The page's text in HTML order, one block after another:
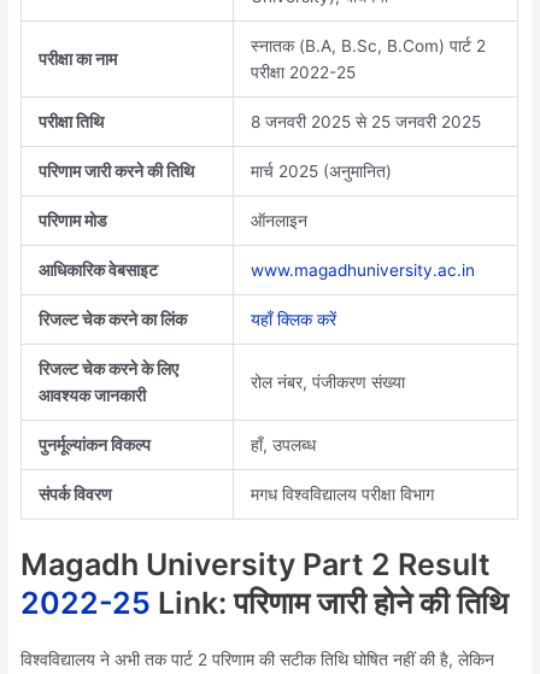
परीक्षा का नाम
स्नातक (B.A, B.Sc, B.Com) पार्ट 2
परीक्षा 2022-25
परीक्षा तिथि 8 जनवरी 2025 से 25 जनवरी 2025
परिणाम जारी करने की तिथि मार्च 2025 (अनुमानित)
परिणाम मोड ऑनलाइन
आधिकारिक वेबसाइट www.magadhuniversity.ac.in
रिजल्ट चेक करने का लिंक यहाँ क्लिक करें
रिजल्ट चेक करने के लिए
आवश्यक जानकारी
रोल नंबर, पंजीकरण संख्या
पुनर्मूल्यांकन विकल्प हाँ, उपलब्ध
संपर्क विवरण मगध विश्वविद्यालय परीक्षा विभाग
Magadh University Part 2 Result
2022-25 Link: परिणाम जारी होने की तिथि
विश्वविद्यालय ने अभी तक पार्ट 2 परिणाम की सटीक तिथि घोषित नहीं की है, लेकिन